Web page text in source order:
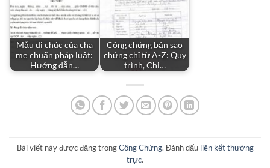
Mẫu di chúc của cha
mẹ chuẩn pháp luật:
Hướng dẫn…
Công chứng bản sao
chứng chỉ từ A-Z: Quy
trình, Chi…
Bài viết này được đăng trongCông Chứng. Đánh dấu liên kết thường
trực.